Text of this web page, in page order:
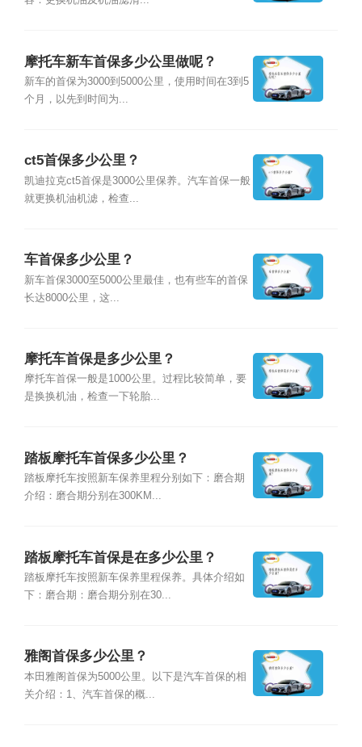
摩托车新车首保多少公里做呢？
新车的首保为3000到5000公里，使用时间在3到5
个月，以先到时间为...
ct5首保多少公里？
凯迪拉克ct5首保是3000公里保养。汽车首保一般
就更换机油机滤，检查...
车首保多少公里？
新车首保3000至5000公里最佳，也有些车的首保
长达8000公里，这...
摩托车首保是多少公里？
摩托车首保一般是1000公里。过程比较简单，要
是换换机油，检查一下轮胎...
踏板摩托车首保多少公里？
踏板摩托车按照新车保养里程分别如下：磨合期
介绍：磨合期分别在300KM...
踏板摩托车首保是在多少公里？
踏板摩托车按照新车保养里程保养。具体介绍如
下：磨合期：磨合期分别在30...
雅阁首保多少公里？
本田雅阁首保为5000公里。以下是汽车首保的相
关介绍：1、汽车首保的概...